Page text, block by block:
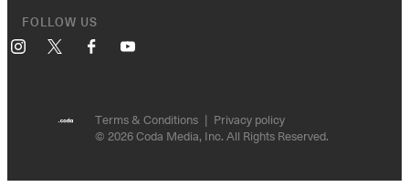
FOLLOW US
Instagram FacebookYouTube
Terms & Conditions
Privacy policy
© 2026 Coda Media, Inc. All Rights Reserved.